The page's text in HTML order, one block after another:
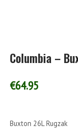
Columbia –
€64.95
Buxton 26L Rugzak